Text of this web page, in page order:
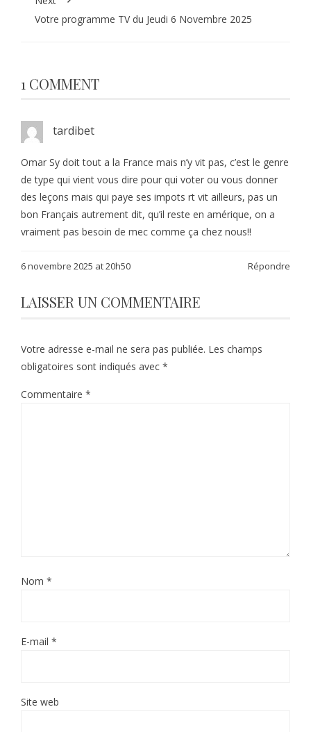
Votre programme TV du Jeudi 6 Novembre 2025
1 COMMENT
tardibet
Omar Sy doit tout a la France mais n’y vit pas, c’est le genre
de type qui vient vous dire pour qui voter ou vous donner
des leçons mais qui paye ses impots rt vit ailleurs, pas un
bon Français autrement dit, qu’il reste en amérique, on a
vraiment pas besoin de mec comme ça chez nous!!
6 novembre 2025 at 20h50 Répondre
LAISSER UN COMMENTAIRE
Votre adresse e-mail ne sera pas publiée. Les champs
obligatoires sont indiqués avec *
Commentaire *
Nom *
E-mail *
Site web